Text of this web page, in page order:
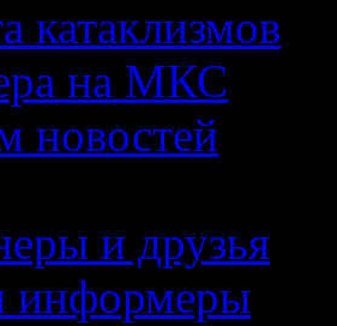
катаклизмов
на МКС
новостей
и друзья
информеры